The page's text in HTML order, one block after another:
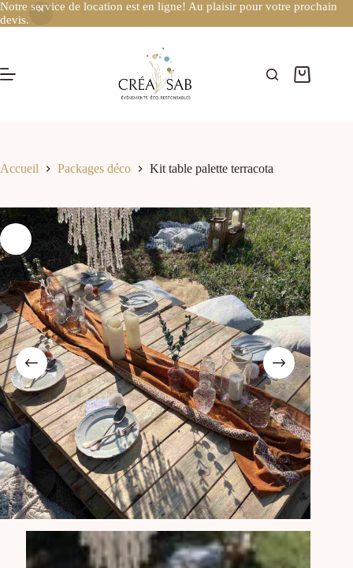
Notre service de location est en ligne! Au plaisir pour votre prochain
devis.
Accueil Packages déco Kit table palette terracota